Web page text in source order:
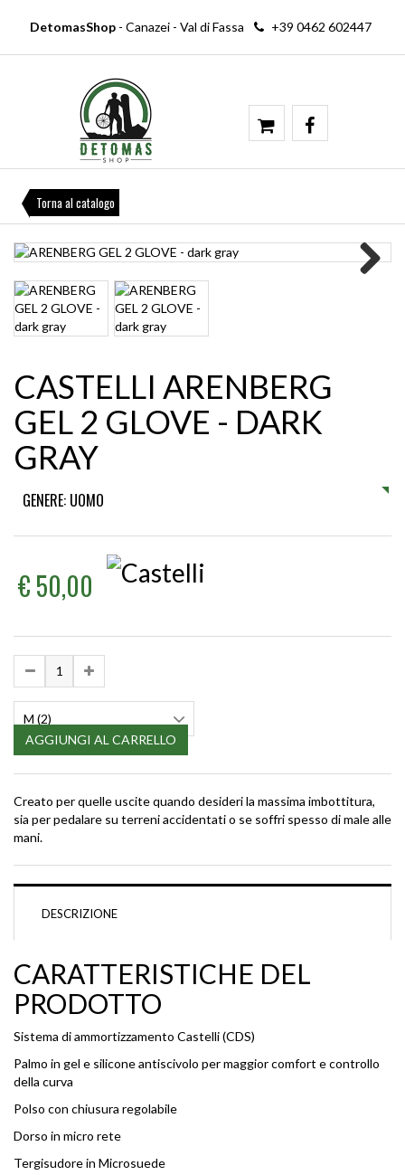
DetomasShop- Canazei - Val di Fassa +39 0462 602447
Torna al catalogo
CASTELLI ARENBERG
GEL 2 GLOVE - DARK
GRAY
GENERE: UOMO
€ 50,00
M (2)
AGGIUNGI AL CARRELLO
Creato per quelle uscite quando desideri la massima imbottitura,
sia per pedalare su terreni accidentati o se soffri spesso di male alle
mani.
DESCRIZIONE
CARATTERISTICHE DEL
PRODOTTO
Sistema di ammortizzamento Castelli (CDS)
Palmo in gel e silicone antiscivolo per maggior comfort e controllo
della curva
Polso con chiusura regolabile
Dorso in micro rete
Tergisudore in Microsuede
€ 208,00 20%
INDIE TRIP LONG FULL-ZIP HOODIE
- CRÈME BRÛLÉE / DRESS BLUE